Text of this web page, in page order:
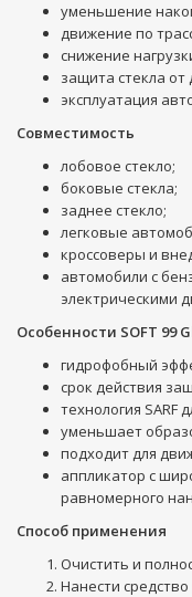
уменьшение
движение по
снижение
защита стекла от
эксплуатация
Совместимость
лобовое стекло;
боковые стекла;
заднее стекло;
легковые
кроссоверы и
автомобили с
электрическими
Особенности SOFT 99
гидрофобный
срок действия
технология SARF
уменьшает
подходит для
аппликатор с
равномерного
Способ применения
Очистить и
Нанести